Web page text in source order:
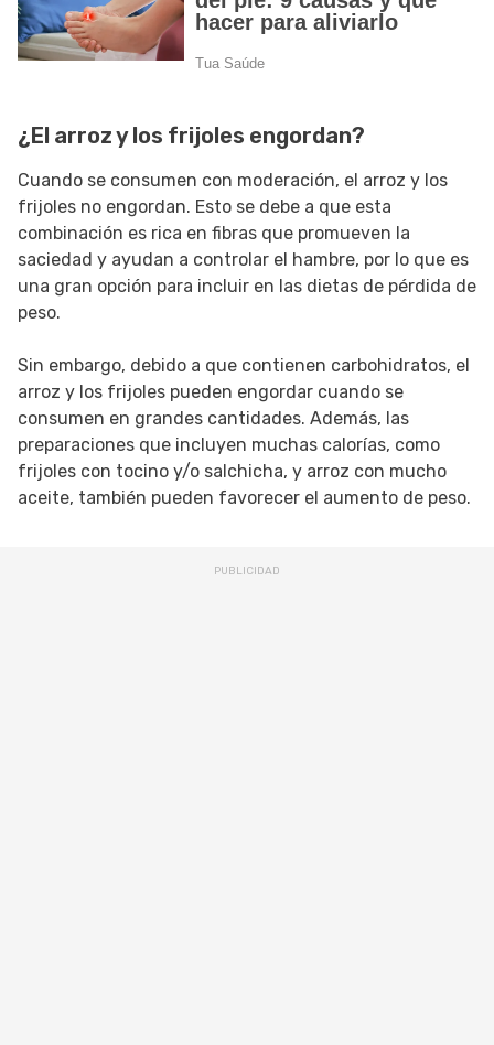
¿El arroz y los frijoles engordan?
Cuando se consumen con moderación, el arroz y los
frijoles no engordan. Esto se debe a que esta
combinación es rica en fibras que promueven la
saciedad y ayudan a controlar el hambre, por lo que es
una gran opción para incluir en las dietas de pérdida de
peso.
Sin embargo, debido a que contienen carbohidratos, el
arroz y los frijoles pueden engordar cuando se
consumen en grandes cantidades. Además, las
preparaciones que incluyen muchas calorías, como
frijoles con tocino y/o salchicha, y arroz con mucho
aceite, también pueden favorecer el aumento de peso.